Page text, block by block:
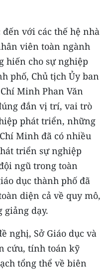
Bắc
Tây
với các thế hệ nhà
viên toàn ngành
hiến cho sự nghiệp
phố, Chủ tịch Ủy ban
Minh Phan Văn
đắn vị trí, vai trò
phát triển, những
Minh đã có nhiều
triển sự nghiệp
ngũ trong toàn
dục thành phố đã
diện cả về quy mô,
giảng dạy.
nghị, Sở Giáo dục và
cứu, tính toán kỹ
tổng thể về biên